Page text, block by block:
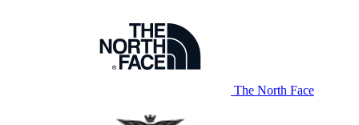
The North Face